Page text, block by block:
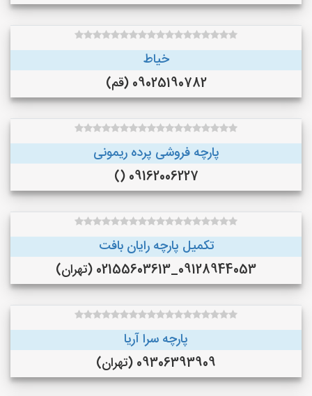
خیاط
09025190782 (قم)
پارچه فروشی پرده ریمونی
09162006227 ()
تکمیل پارچه رایان بافت
09128944053_02155603613 (تهران)
پارچه سرا آریا
09306393909 (تهران)